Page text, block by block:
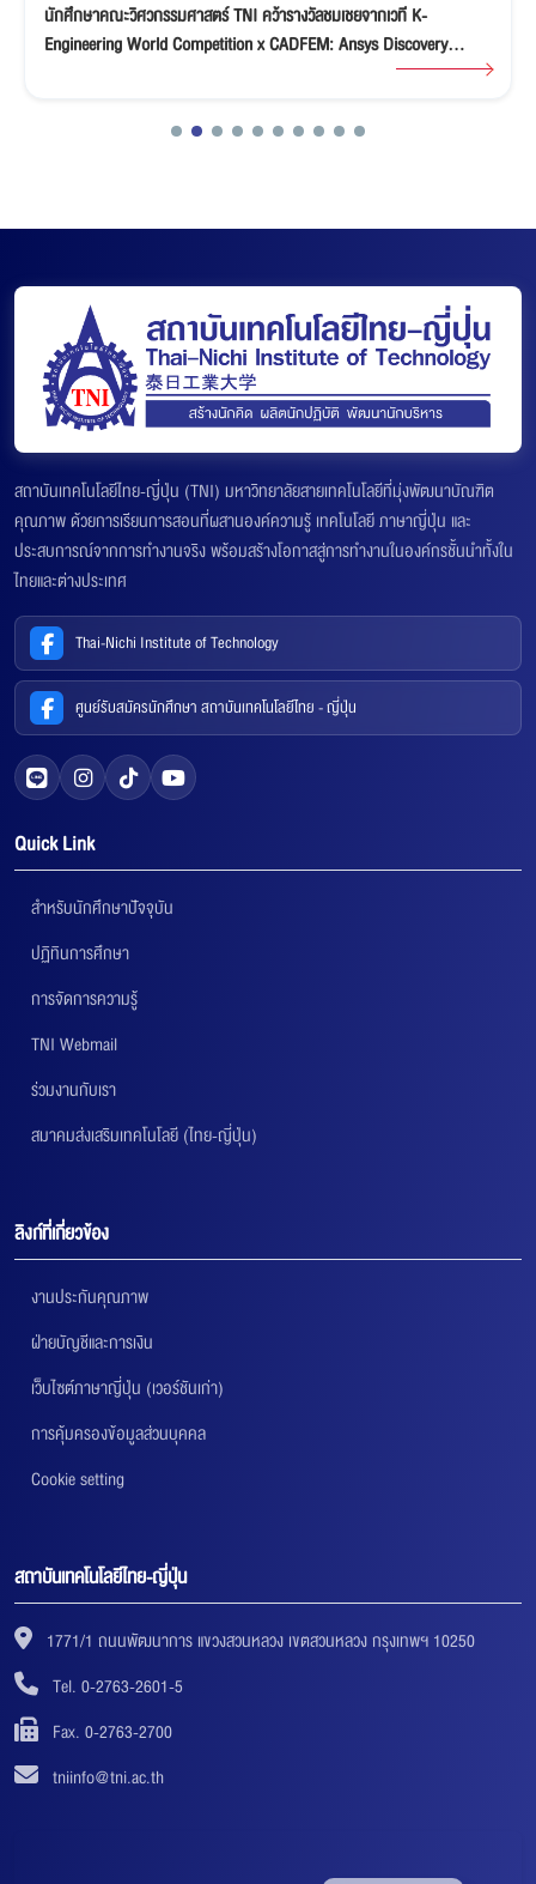
นักศึกษาคณะวิศวกรรมศาสตร์ TNI คว้ารางวัลชมเชยจากเวที K-
Engineering World Competition x CADFEM: Ansys Discovery
สถาบันเทคโนโลยีไทย-ญี่ปุ่น (TNI) มหาวิทยาลัยสายเทคโนโลยีที่มุ่งพัฒนาบัณฑิต
คุณภาพ ด้วยการเรียนการสอนที่ผสานองค์ความรู้ เทคโนโลยี ภาษาญี่ปุ่น และ
ประสบการณ์จากการทำงานจริง พร้อมสร้างโอกาสสู่การทำงานในองค์กรชั้นนำทั้งใน
ไทยและต่างประเทศ
Thai-Nichi Institute of Technology
ศูนย์รับสมัครนักศึกษา สถาบันเทคโนโลยีไทย - ญี่ปุ่น
Quick Link
สำหรับนักศึกษาปัจจุบัน
ปฏิทินการศึกษา
การจัดการความรู้
TNI Webmail
ร่วมงานกับเรา
สมาคมส่งเสริมเทคโนโลยี (ไทย-ญี่ปุ่น)
ลิงก์ที่เกี่ยวข้อง
งานประกันคุณภาพ
ฝ่ายบัญชีและการเงิน
เว็บไซต์ภาษาญี่ปุ่น (เวอร์ชันเก่า)
การคุ้มครองข้อมูลส่วนบุคคล
Cookie setting
สถาบันเทคโนโลยีไทย-ญี่ปุ่น
1771/1 ถนนพัฒนาการ แขวงสวนหลวง เขตสวนหลวง กรุงเทพฯ 10250
Tel. 0-2763-2601-5
Fax. 0-2763-2700
tniinfo@tni.ac.th